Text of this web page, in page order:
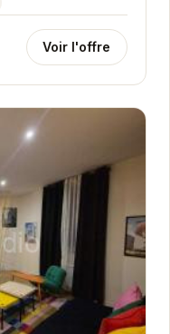
Voir l'offre